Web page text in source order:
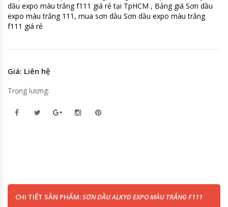
dầu expo màu trắng f111 giá rẻ tại TpHCM , Bảng giá Sơn dầu
expo màu trắng 111, mua sơn dầu Sơn dầu expo màu trắng
f111 giá rẻ
Giá: Liên hệ
Trọng lượng:
CHI TIẾT SẢN PHẨM:SƠN DẦU ALKYD EXPO MÀU TRẮNG F111